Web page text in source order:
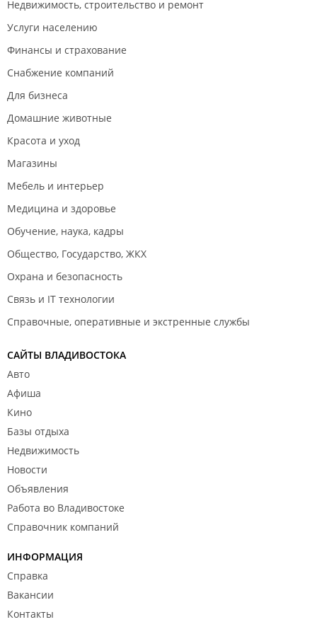
Недвижимость, строительство и ремонт
Услуги населению
Финансы и страхование
Снабжение компаний
Для бизнеса
Домашние животные
Красота и уход
Магазины
Мебель и интерьер
Медицина и здоровье
Обучение, наука, кадры
Общество, Государство, ЖКХ
Охрана и безопасность
Связь и IT технологии
Справочные, оперативные и экстренные службы
САЙТЫ ВЛАДИВОСТОКА
Авто
Афиша
Кино
Базы отдыха
Недвижимость
Новости
Объявления
Работа во Владивостоке
Справочник компаний
ИНФОРМАЦИЯ
Справка
Вакансии
Контакты